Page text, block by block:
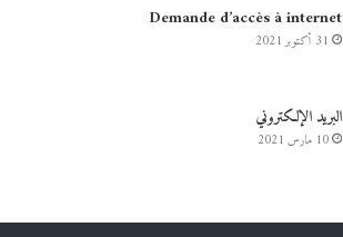
Demande d’accès à internet
31 أكتوبر 2021
البريد الإلكتروني
10 مارس 2021